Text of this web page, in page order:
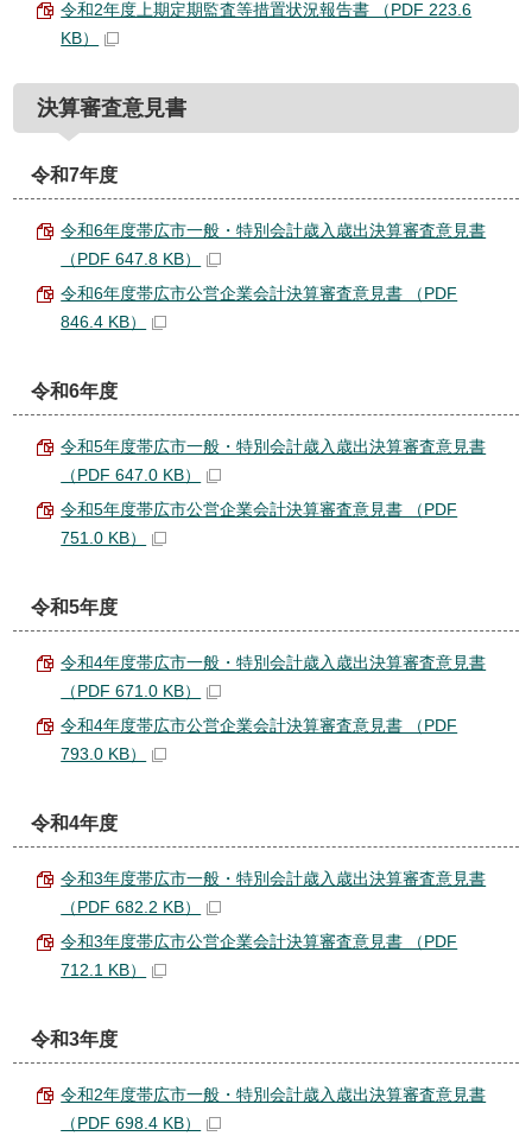
令和2年度上期定期監査等措置状況報告書 （PDF 223.6
KB）
決算審査意見書
令和7年度
令和6年度帯広市一般・特別会計歳入歳出決算審査意見書
（PDF 647.8 KB）
令和6年度帯広市公営企業会計決算審査意見書 （PDF
846.4 KB）
令和6年度
令和5年度帯広市一般・特別会計歳入歳出決算審査意見書
（PDF 647.0 KB）
令和5年度帯広市公営企業会計決算審査意見書 （PDF
751.0 KB）
令和5年度
令和4年度帯広市一般・特別会計歳入歳出決算審査意見書
（PDF 671.0 KB）
令和4年度帯広市公営企業会計決算審査意見書 （PDF
793.0 KB）
令和4年度
令和3年度帯広市一般・特別会計歳入歳出決算審査意見書
（PDF 682.2 KB）
令和3年度帯広市公営企業会計決算審査意見書 （PDF
712.1 KB）
令和3年度
令和2年度帯広市一般・特別会計歳入歳出決算審査意見書
（PDF 698.4 KB）